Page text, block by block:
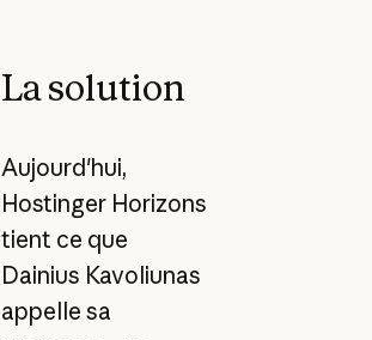
La solution
Aujourd'hui,
Hostinger Horizons
tient ce que
Dainius Kavoliunas
appelle sa